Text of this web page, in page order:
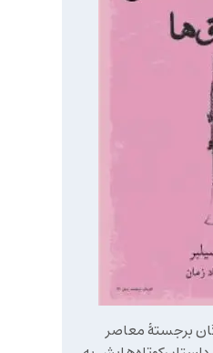
برجستهٔ معاصر